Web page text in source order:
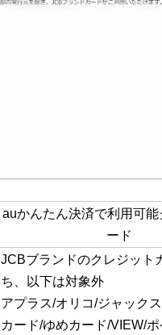
auかんたん決済で利用可能
ード
JCBブランドのクレジット
ち、以下は対象外
アプラス/オリコ/ジャック
カード/ゆめカード/VIEW/